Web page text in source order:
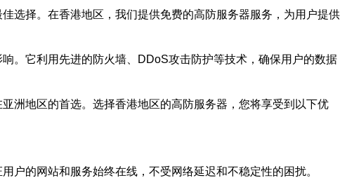
选择。在香港地区，我们提供免费的高防服务器服务，为用户提供
。它利用先进的防火墙、DDoS攻击防护等技术，确保用户的数据
洲地区的首选。选择香港地区的高防服务器，您将享受到以下优
户的网站和服务始终在线，不受网络延迟和不稳定性的困扰。